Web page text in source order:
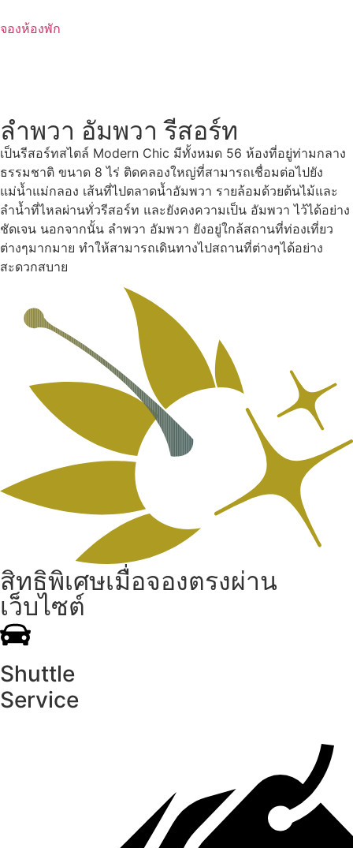
to
จองห้องพัก
ลำพวา อัมพวา รีสอร์ท
เป็นรีสอร์ทสไตล์ Modern Chic มีทั้งหมด 56 ห้องที่อยู่ท่ามกลาง
ธรรมชาติ ขนาด 8 ไร่ ติดคลองใหญ่ที่สามารถเชื่อมต่อไปยัง
แม่น้ำแม่กลอง เส้นที่ไปตลาดน้ำอัมพวา รายล้อมด้วยต้นไม้และ
ลำน้ำที่ไหลผ่านทั่วรีสอร์ท และยังคงความเป็น อัมพวา ไว้ได้อย่าง
ชัดเจน นอกจากนั้น ลำพวา อัมพวา ยังอยู่ใกล้สถานที่ท่องเที่ยว
ต่างๆมากมาย ทำให้สามารถเดินทางไปสถานที่ต่างๆได้อย่าง
สะดวกสบาย
สิทธิพิเศษเมื่อจองตรงผ่าน
เว็บไซต์
Shuttle
Service